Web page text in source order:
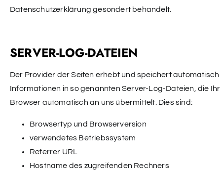
Datenschutzerklärung gesondert behandelt.
SERVER-LOG-DATEIEN
Der Provider der Seiten erhebt und speichert automatisch
Informationen in so genannten Server-Log-Dateien, die Ihr
Browser automatisch an uns übermittelt. Dies sind:
Browsertyp und Browserversion
verwendetes Betriebssystem
Referrer URL
Hostname des zugreifenden Rechners